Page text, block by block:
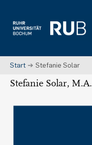
springen
Start Stefanie Solar
Stefanie Solar, M.A.